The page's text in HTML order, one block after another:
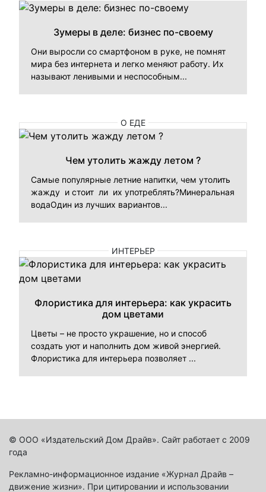
Зумеры в деле: бизнес по-своему
Они выросли со смартфоном в руке, не помнят
мира без интернета и легко меняют работу. Их
называют ленивыми и неспособным...
О ЕДЕ
Чем утолить жажду летом ?
Самые популярные летние напитки, чем утолить
жажду и стоит ли их употреблять?Минеральная
водаОдин из лучших вариантов...
ИНТЕРЬЕР
Флористика для интерьера: как украсить
дом цветами
Цветы – не просто украшение, но и способ
создать уют и наполнить дом живой энергией.
Флористика для интерьера позволяет ...
© ООО «Издательский Дом Драйв». Сайт работает с 2009
года
Рекламно-информационное издание «Журнал Драйв –
движение жизни». При цитировании и использовании